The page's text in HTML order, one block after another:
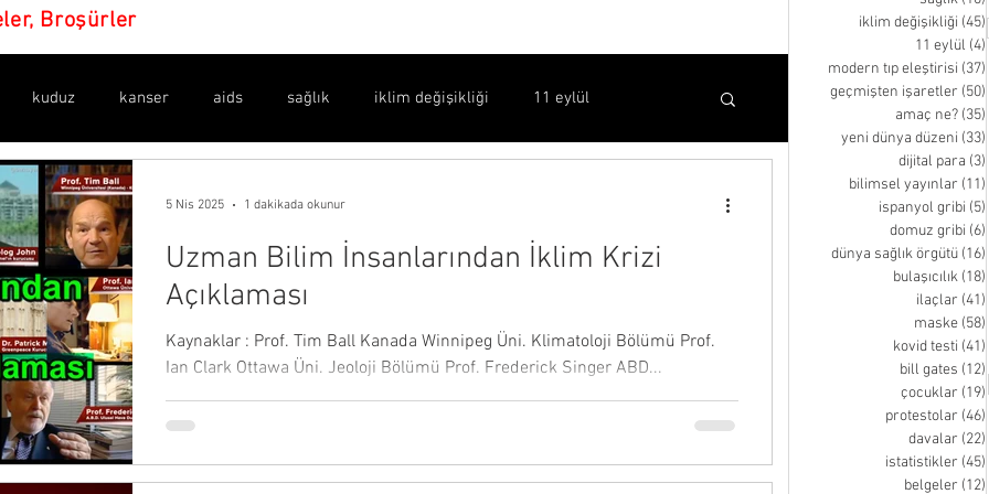
Broşürler
kuduz kanser aids sağlık iklim değişikliği 11 eylül
işaretler amaç ne?
dünya sağlık örgütü bulaşıcılık maske
istatistikler belgeler asılsız haberler silinen video
Uzman Bilim İnsanlarından İklim Krizi
Açıklaması
Kaynaklar : Prof. Tim Ball Kanada Winnipeg Üni. Klimatoloji Bölümü Prof.
Ian Clark Ottawa Üni. Jeoloji Bölümü Prof. Frederick Singer ABD...
5 Nis 2025 1 dakikada okunur
iklim değişikliği (45)
11 eylül (4)
modern tıp eleştirisi (37)
geçmişten işaretler (50)
amaç ne? (35)
yeni dünya düzeni (33)
dijital para (3)
bilimsel yayınlar (11)
ispanyol gribi (5)
domuz gribi (6)
dünya sağlık örgütü (16)
bulaşıcılık (18)
ilaçlar (41)
maske (58)
kovid testi (41)
bill gates (12)
çocuklar (19)
protestolar (46)
davalar (22)
istatistikler (45)
belgeler (12)